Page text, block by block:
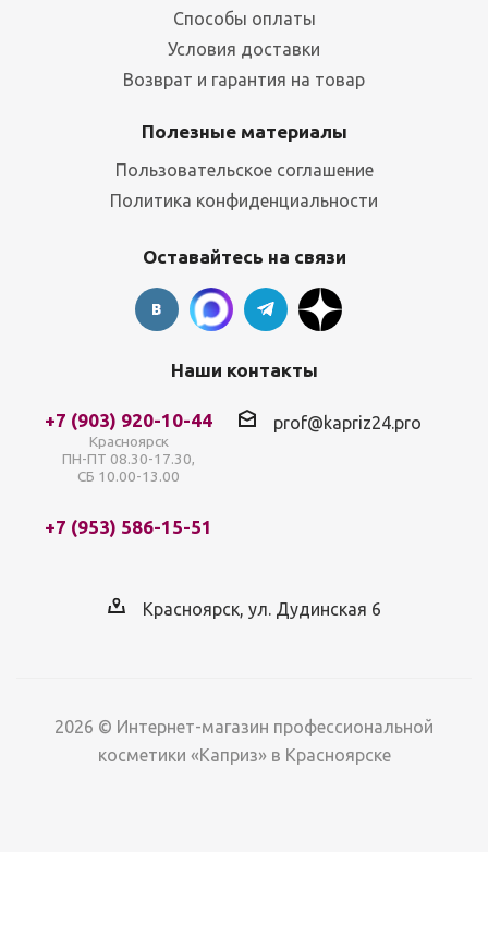
Способы оплаты
Условия доставки
Возврат и гарантия на товар
Полезные материалы
Пользовательское соглашение
Политика конфиденциальности
Оставайтесь на связи
Наши контакты
+7 (903) 920-10-44
Красноярск
ПН-ПТ 08.30-17.30,
СБ 10.00-13.00
+7 (953) 586-15-51
prof@kapriz24.pro
Красноярск, ул. Дудинская 6
2026 © Интернет-магазин профессиональной
косметики «Каприз» в Красноярске